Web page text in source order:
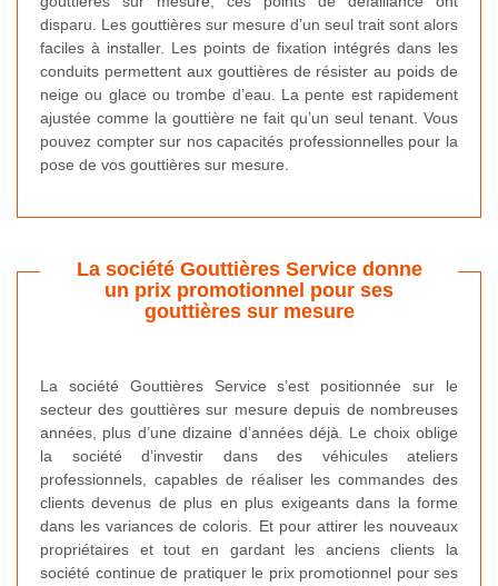
disparu. Les gouttières sur mesure d’un seul trait sont alors
faciles à installer. Les points de fixation intégrés dans les
conduits permettent aux gouttières de résister au poids de
neige ou glace ou trombe d’eau. La pente est rapidement
ajustée comme la gouttière ne fait qu’un seul tenant. Vous
pouvez compter sur nos capacités professionnelles pour la
pose de vos gouttières sur mesure.
La société Gouttières Service donne
un prix promotionnel pour ses
gouttières sur mesure
La société Gouttières Service s’est positionnée sur le
secteur des gouttières sur mesure depuis de nombreuses
années, plus d’une dizaine d’années déjà. Le choix oblige
la société d’investir dans des véhicules ateliers
professionnels, capables de réaliser les commandes des
clients devenus de plus en plus exigeants dans la forme
dans les variances de coloris. Et pour attirer les nouveaux
propriétaires et tout en gardant les anciens clients la
société continue de pratiquer le prix promotionnel pour ses